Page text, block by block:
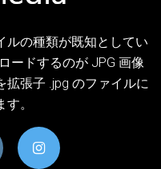
ルの種類が既知としてい
ードするのが JPG 画像
拡張子 .jpg のファイルに
。